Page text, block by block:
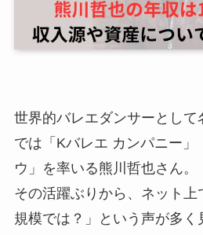
世界的バレエダンサーとして
では「Kバレエ カンパニー」
ウ」を率いる熊川哲也さん。
その活躍ぶりから、ネット上
規模では？」という声が多く